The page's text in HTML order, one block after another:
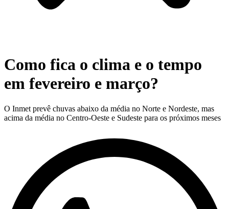
Como fica o clima e o tempo
em fevereiro e março?
O Inmet prevê chuvas abaixo da média no Norte e Nordeste, mas
acima da média no Centro-Oeste e Sudeste para os próximos meses